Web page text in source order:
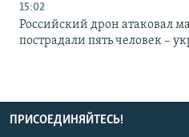
15:02
Российский дрон атаковал
пострадали пять человек –
ПРИСОЕДИНЯЙТЕСЬ!